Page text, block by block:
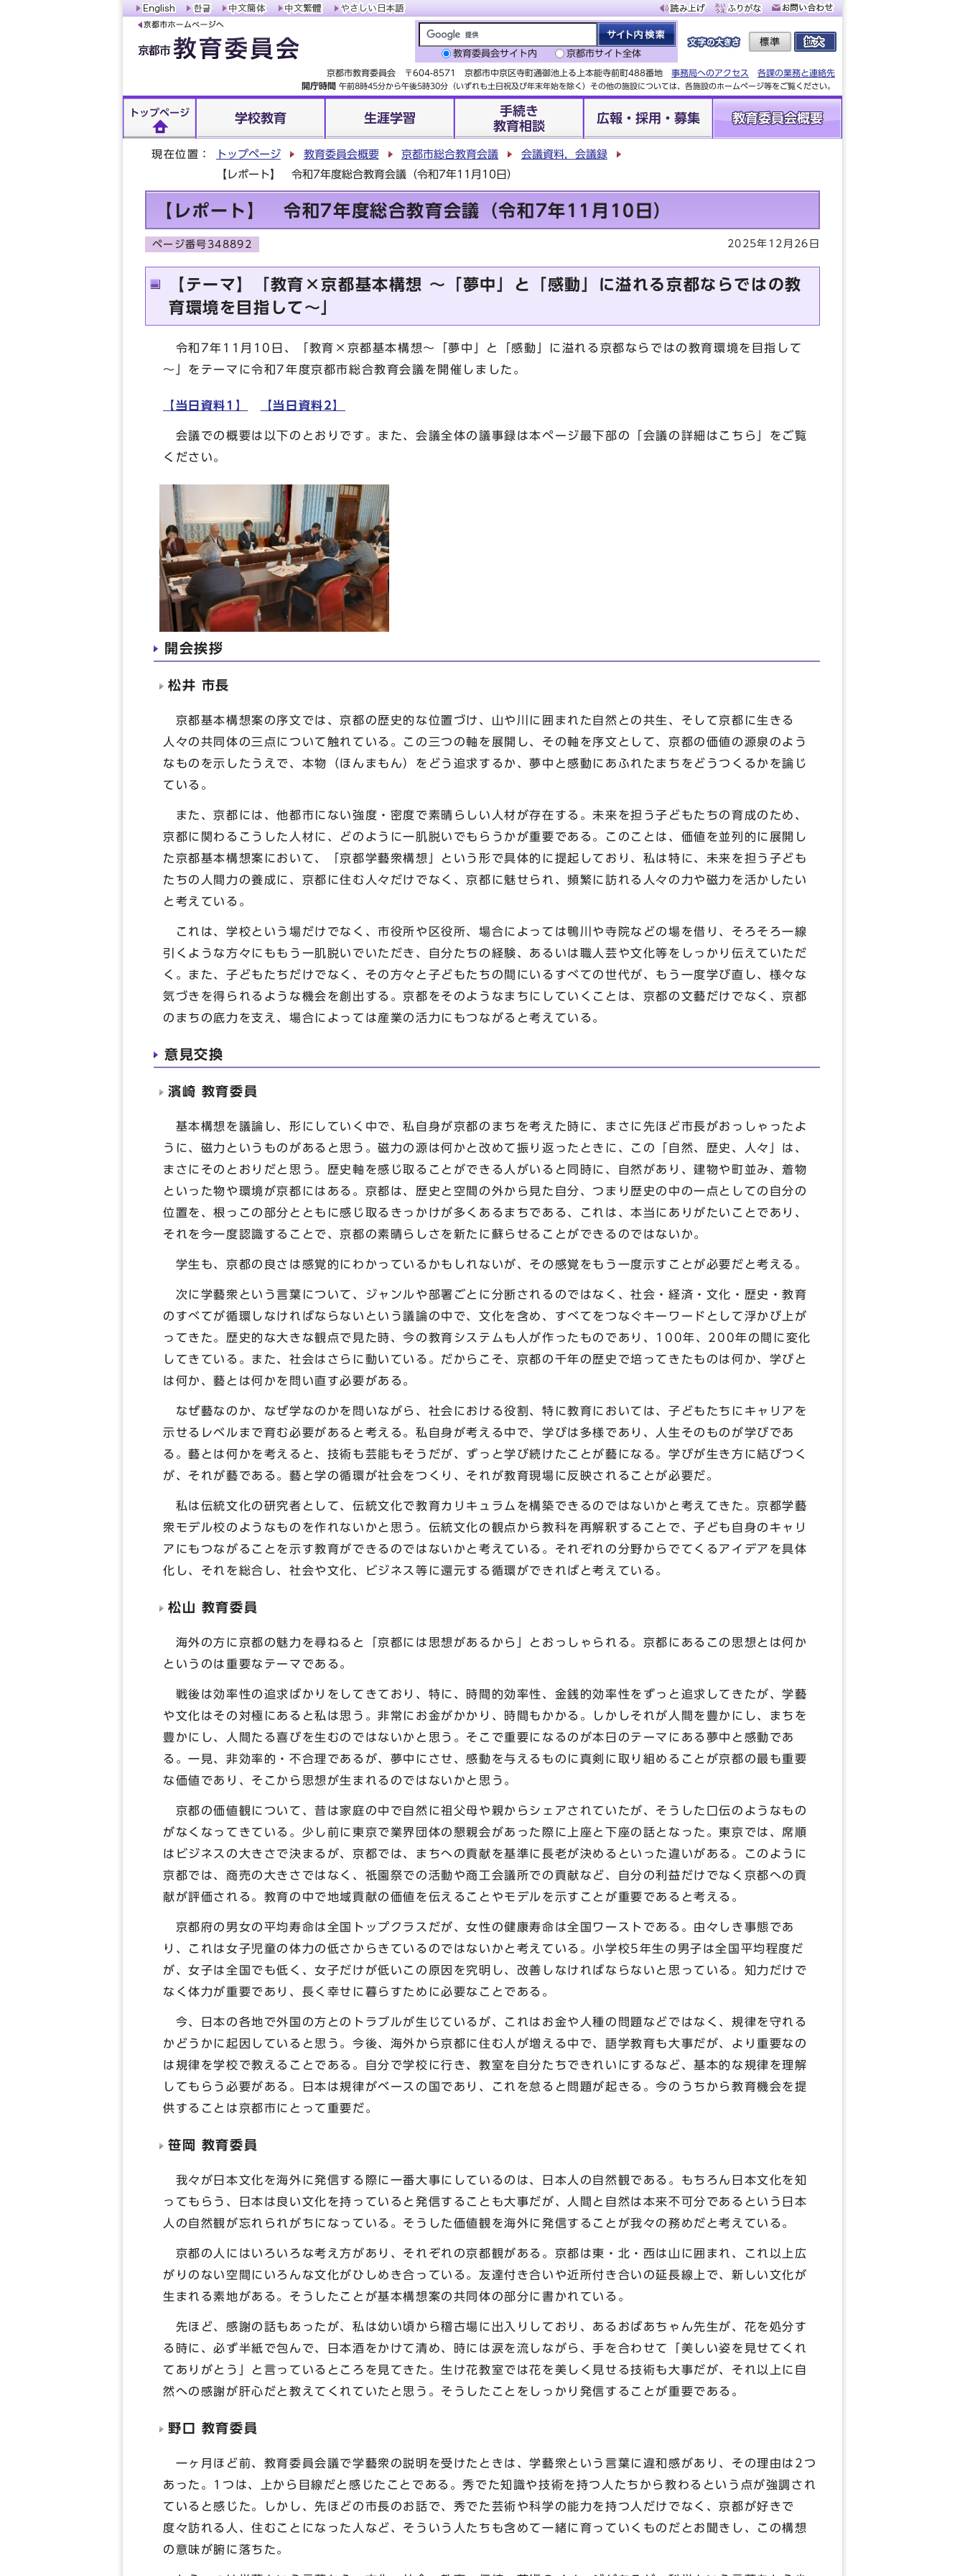
教育委員会サイト内 京都市サイト全体
京都市教育委員会 〒604-8571 京都市中京区寺町通御池上る上本能寺前町488番地 事務局へのアクセス
各課の業務と連絡先
開庁時間 午前8時45分から午後5時30分（いずれも土日祝及び年末年始を除く）その他の施設については、各施設のホームページ等をご覧ください。
トップページ 学校教育 生涯学習
手続き
教育相談
広報・採用・募集 教育委員会概要
現在位置： トップページ 教育委員会概要 京都市総合教育会議
会議資料，会議録
【レポート】 令和7年度総合教育会議（令和7年11月10日）
【レポート】 令和7年度総合教育会議（令和7年11月10日）
ページ番号348892 2025年12月26日
【テーマ】「教育×京都基本構想 ～「夢中」と「感動」に溢れる京都ならではの教
育環境を目指して～」
令和7年11月10日、「教育×京都基本構想～「夢中」と「感動」に溢れる京都ならではの教育環境を目指して
～」をテーマに令和7年度京都市総合教育会議を開催しました。
【当日資料1】 【当日資料2】
会議での概要は以下のとおりです。また、会議全体の議事録は本ページ最下部の「会議の詳細はこちら」をご覧
ください。
開会挨拶
松井 市長
京都基本構想案の序文では、京都の歴史的な位置づけ、山や川に囲まれた自然との共生、そして京都に生きる
人々の共同体の三点について触れている。この三つの軸を展開し、その軸を序文として、京都の価値の源泉のよう
なものを示したうえで、本物（ほんまもん）をどう追求するか、夢中と感動にあふれたまちをどうつくるかを論じ
ている。
また、京都には、他都市にない強度・密度で素晴らしい人材が存在する。未来を担う子どもたちの育成のため、
京都に関わるこうした人材に、どのように一肌脱いでもらうかが重要である。このことは、価値を並列的に展開し
た京都基本構想案において、「京都学藝衆構想」という形で具体的に提起しており、私は特に、未来を担う子ども
たちの人間力の養成に、京都に住む人々だけでなく、京都に魅せられ、頻繁に訪れる人々の力や磁力を活かしたい
と考えている。
これは、学校という場だけでなく、市役所や区役所、場合によっては鴨川や寺院などの場を借り、そろそろ一線
引くような方々にももう一肌脱いでいただき、自分たちの経験、あるいは職人芸や文化等をしっかり伝えていただ
く。また、子どもたちだけでなく、その方々と子どもたちの間にいるすべての世代が、もう一度学び直し、様々な
気づきを得られるような機会を創出する。京都をそのようなまちにしていくことは、京都の文藝だけでなく、京都
のまちの底力を支え、場合によっては産業の活力にもつながると考えている。
意見交換
濱崎 教育委員
基本構想を議論し、形にしていく中で、私自身が京都のまちを考えた時に、まさに先ほど市長がおっしゃったよ
うに、磁力というものがあると思う。磁力の源は何かと改めて振り返ったときに、この「自然、歴史、人々」は、
まさにそのとおりだと思う。歴史軸を感じ取ることができる人がいると同時に、自然があり、建物や町並み、着物
といった物や環境が京都にはある。京都は、歴史と空間の外から見た自分、つまり歴史の中の一点としての自分の
位置を、根っこの部分とともに感じ取るきっかけが多くあるまちである、これは、本当にありがたいことであり、
それを今一度認識することで、京都の素晴らしさを新たに蘇らせることができるのではないか。
学生も、京都の良さは感覚的にわかっているかもしれないが、その感覚をもう一度示すことが必要だと考える。
次に学藝衆という言葉について、ジャンルや部署ごとに分断されるのではなく、社会・経済・文化・歴史・教育
のすべてが循環しなければならないという議論の中で、文化を含め、すべてをつなぐキーワードとして浮かび上が
ってきた。歴史的な大きな観点で見た時、今の教育システムも人が作ったものであり、100年、200年の間に変化
してきている。また、社会はさらに動いている。だからこそ、京都の千年の歴史で培ってきたものは何か、学びと
は何か、藝とは何かを問い直す必要がある。
なぜ藝なのか、なぜ学なのかを問いながら、社会における役割、特に教育においては、子どもたちにキャリアを
示せるレベルまで育む必要があると考える。私自身が考える中で、学びは多様であり、人生そのものが学びであ
る。藝とは何かを考えると、技術も芸能もそうだが、ずっと学び続けたことが藝になる。学びが生き方に結びつく
が、それが藝である。藝と学の循環が社会をつくり、それが教育現場に反映されることが必要だ。
私は伝統文化の研究者として、伝統文化で教育カリキュラムを構築できるのではないかと考えてきた。京都学藝
衆モデル校のようなものを作れないかと思う。伝統文化の観点から教科を再解釈することで、子ども自身のキャリ
アにもつながることを示す教育ができるのではないかと考えている。それぞれの分野からでてくるアイデアを具体
化し、それを総合し、社会や文化、ビジネス等に還元する循環ができればと考えている。
松山 教育委員
海外の方に京都の魅力を尋ねると「京都には思想があるから」とおっしゃられる。京都にあるこの思想とは何か
というのは重要なテーマである。
戦後は効率性の追求ばかりをしてきており、特に、時間的効率性、金銭的効率性をずっと追求してきたが、学藝
や文化はその対極にあると私は思う。非常にお金がかかり、時間もかかる。しかしそれが人間を豊かにし、まちを
豊かにし、人間たる喜びを生むのではないかと思う。そこで重要になるのが本日のテーマにある夢中と感動であ
る。一見、非効率的・不合理であるが、夢中にさせ、感動を与えるものに真剣に取り組めることが京都の最も重要
な価値であり、そこから思想が生まれるのではないかと思う。
京都の価値観について、昔は家庭の中で自然に祖父母や親からシェアされていたが、そうした口伝のようなもの
がなくなってきている。少し前に東京で業界団体の懇親会があった際に上座と下座の話となった。東京では、席順
はビジネスの大きさで決まるが、京都では、まちへの貢献を基準に長老が決めるといった違いがある。このように
京都では、商売の大きさではなく、祇園祭での活動や商工会議所での貢献など、自分の利益だけでなく京都への貢
献が評価される。教育の中で地域貢献の価値を伝えることやモデルを示すことが重要であると考える。
京都府の男女の平均寿命は全国トップクラスだが、女性の健康寿命は全国ワーストである。由々しき事態であ
り、これは女子児童の体力の低さからきているのではないかと考えている。小学校5年生の男子は全国平均程度だ
が、女子は全国でも低く、女子だけが低いこの原因を究明し、改善しなければならないと思っている。知力だけで
なく体力が重要であり、長く幸せに暮らすために必要なことである。
今、日本の各地で外国の方とのトラブルが生じているが、これはお金や人種の問題などではなく、規律を守れる
かどうかに起因していると思う。今後、海外から京都に住む人が増える中で、語学教育も大事だが、より重要なの
は規律を学校で教えることである。自分で学校に行き、教室を自分たちできれいにするなど、基本的な規律を理解
してもらう必要がある。日本は規律がベースの国であり、これを怠ると問題が起きる。今のうちから教育機会を提
供することは京都市にとって重要だ。
笹岡 教育委員
我々が日本文化を海外に発信する際に一番大事にしているのは、日本人の自然観である。もちろん日本文化を知
ってもらう、日本は良い文化を持っていると発信することも大事だが、人間と自然は本来不可分であるという日本
人の自然観が忘れられがちになっている。そうした価値観を海外に発信することが我々の務めだと考えている。
京都の人にはいろいろな考え方があり、それぞれの京都観がある。京都は東・北・西は山に囲まれ、これ以上広
がりのない空間にいろんな文化がひしめき合っている。友達付き合いや近所付き合いの延長線上で、新しい文化が
生まれる素地がある。そうしたことが基本構想案の共同体の部分に書かれている。
先ほど、感謝の話もあったが、私は幼い頃から稽古場に出入りしており、あるおばあちゃん先生が、花を処分す
る時に、必ず半紙で包んで、日本酒をかけて清め、時には涙を流しながら、手を合わせて「美しい姿を見せてくれ
てありがとう」と言っているところを見てきた。生け花教室では花を美しく見せる技術も大事だが、それ以上に自
然への感謝が肝心だと教えてくれていたと思う。そうしたことをしっかり発信することが重要である。
野口 教育委員
一ヶ月ほど前、教育委員会議で学藝衆の説明を受けたときは、学藝衆という言葉に違和感があり、その理由は2つ
あった。1つは、上から目線だと感じたことである。秀でた知識や技術を持つ人たちから教わるという点が強調され
ていると感じた。しかし、先ほどの市長のお話で、秀でた芸術や科学の能力を持つ人だけでなく、京都が好きで
度々訪れる人、住むことになった人など、そういう人たちも含めて一緒に育っていくものだとお聞きし、この構想
の意味が腑に落ちた。